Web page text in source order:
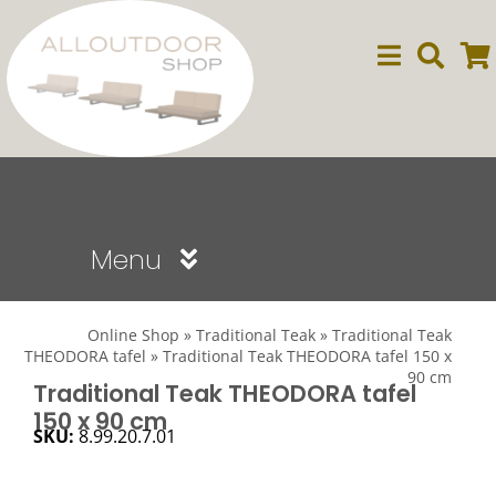
naar
inhoud
Menu
Dining
Online Shop » Traditional Teak » Traditional Teak
THEODORA tafel » Traditional Teak THEODORA tafel 150 x
90 cm
Traditional Teak THEODORA tafel
150 x 90 cm
SKU:8.99.20.7.01